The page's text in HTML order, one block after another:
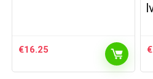
€16.25 €